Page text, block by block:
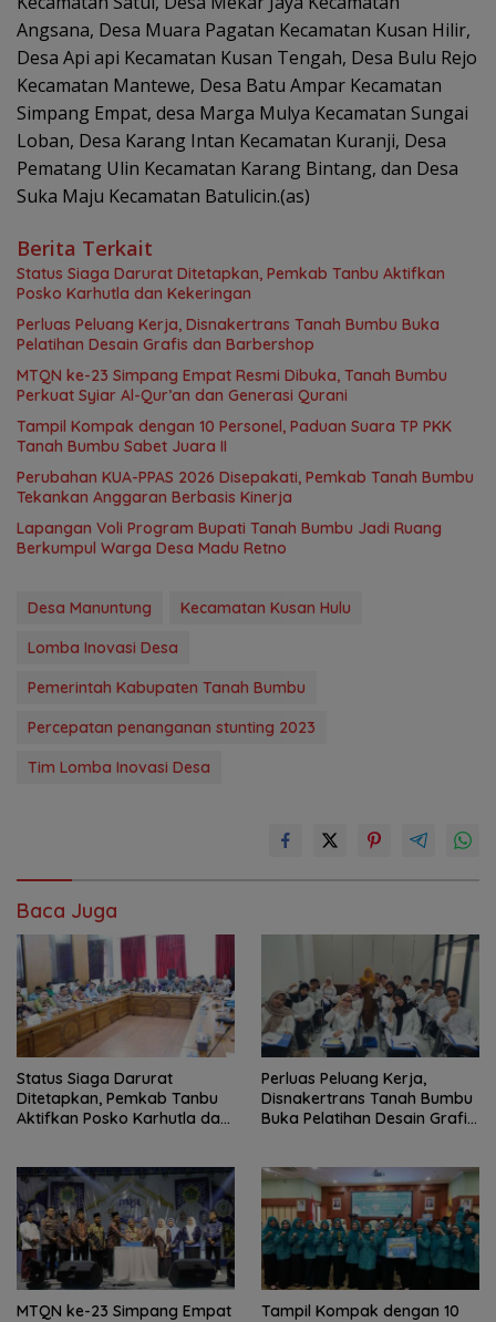
Angsana, Desa Muara Pagatan Kecamatan Kusan Hilir,
Desa Api api Kecamatan Kusan Tengah, Desa Bulu Rejo
Kecamatan Mantewe, Desa Batu Ampar Kecamatan
Simpang Empat, desa Marga Mulya Kecamatan Sungai
Loban, Desa Karang Intan Kecamatan Kuranji, Desa
Pematang Ulin Kecamatan Karang Bintang, dan Desa
Suka Maju Kecamatan Batulicin.(as)
Berita Terkait
Status Siaga Darurat Ditetapkan, Pemkab Tanbu Aktifkan
Posko Karhutla dan Kekeringan
Perluas Peluang Kerja, Disnakertrans Tanah Bumbu Buka
Pelatihan Desain Grafis dan Barbershop
MTQN ke-23 Simpang Empat Resmi Dibuka, Tanah Bumbu
Perkuat Syiar Al-Qur’an dan Generasi Qurani
Tampil Kompak dengan 10 Personel, Paduan Suara TP PKK
Tanah Bumbu Sabet Juara II
Perubahan KUA-PPAS 2026 Disepakati, Pemkab Tanah Bumbu
Tekankan Anggaran Berbasis Kinerja
Lapangan Voli Program Bupati Tanah Bumbu Jadi Ruang
Berkumpul Warga Desa Madu Retno
Desa Manuntung
Kecamatan Kusan Hulu
Lomba Inovasi Desa
Pemerintah Kabupaten Tanah Bumbu
Percepatan penanganan stunting 2023
Tim Lomba Inovasi Desa
Baca Juga
Status Siaga Darurat
Ditetapkan, Pemkab Tanbu
Aktifkan Posko Karhutla dan
Perluas Peluang Kerja,
Disnakertrans Tanah Bumbu
Buka Pelatihan Desain Grafis
MTQN ke-23 Simpang Empat
Tampil Kompak dengan 10